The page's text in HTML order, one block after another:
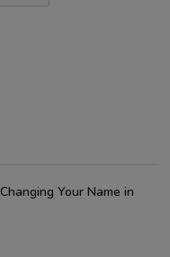
Your Name in